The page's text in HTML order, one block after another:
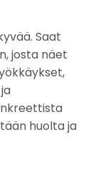
Saat
josta näet
huolta ja